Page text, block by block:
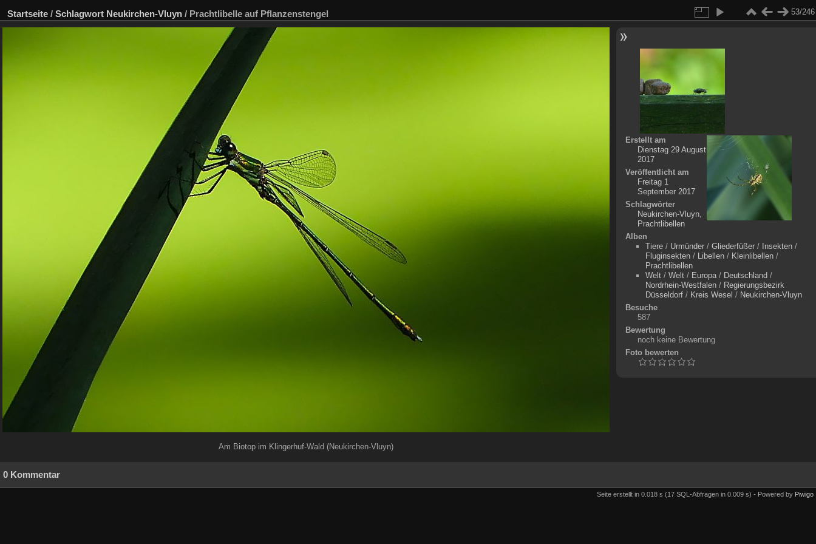
Startseite / Schlagwort Neukirchen-Vluyn / Prachtlibelle auf Pflanzenstengel 53/246
Am Biotop im Klingerhuf-Wald (Neukirchen-Vluyn)
Erstellt am
Dienstag 29 August
2017
Veröffentlicht am
Freitag 1
September 2017
Schlagwörter
Neukirchen-Vluyn,
Prachtlibellen
Alben
Tiere/ Urmünder/ Gliederfüßer/ Insekten/
Fluginsekten/ Libellen/ Kleinlibellen/
Prachtlibellen
Welt/ Welt/ Europa/ Deutschland /
Nordrhein-Westfalen/ Regierungsbezirk
Düsseldorf/ Kreis Wesel / Neukirchen-Vluyn
Besuche
587
Bewertung
noch keine Bewertung
Foto bewerten
0 Kommentar
Seite erstellt in 0.018 s (17 SQL-Abfragen in 0.009 s) - Powered by Piwigo